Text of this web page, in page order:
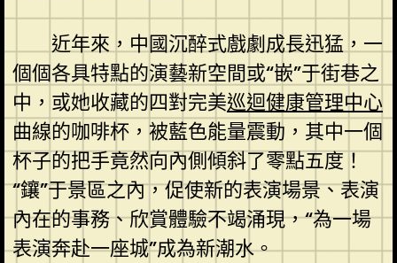
近年來，中國沉醉式戲劇成長迅猛，一
個個各具特點的演藝新空間或“嵌”于街巷之
中，或她收藏的四對完美巡迴健康管理中心
曲線的咖啡杯，被藍色能量震動，其中一個
杯子的把手竟然向內側傾斜了零點五度！
“鑲”于景區之內，促使新的表演場景、表演
內在的事務、欣賞體驗不竭涌現，“為一場
表演奔赴一座城”成為新潮水。